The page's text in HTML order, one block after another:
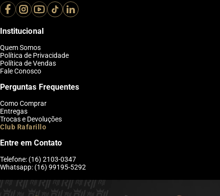
Institucional
Quem Somos
Política de Privacidade
Política de Vendas
Fale Conosco
Perguntas Frequentes
Como Comprar
Entregas
Trocas e Devoluções
Club Rafarillo
Entre em Contato
Telefone: (16) 2103-0347
Whatsapp: (16) 99195-5292